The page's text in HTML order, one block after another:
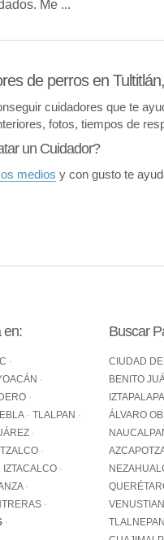
Me ...
de perros en
cuidadores que te
fotos, tiempos de
un Cuidador?
medios y con gusto te
en:
TLALPAN
IZTACALCO
Buscar
CIUDAD
BENITO
IZTAPALAPA
ÁLVARO